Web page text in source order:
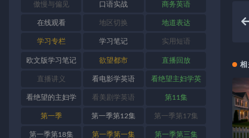
相
傲慢与偏见 口语实战 商务英语
在线观看 地区切换 地道表达
学习专栏 学习笔记 实用短语
欧文版学习笔记 欲望都市 直播回放
直播讲义 看电影学英语 看绝望主妇学英
语
看绝望的主妇学
英语
看美剧学英语 第11集
第一季 第一季第12集 第一季第17集
第一季第18集 第一季第一集 第一季第三集